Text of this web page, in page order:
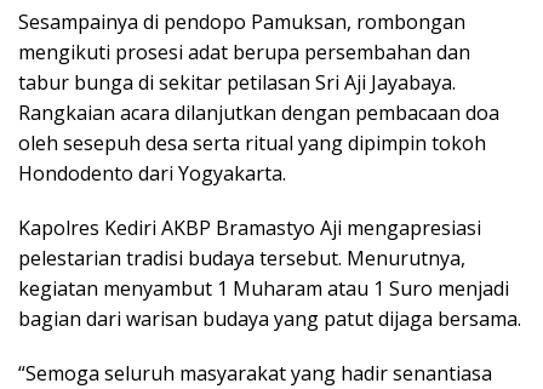
Sesampainya di pendopo Pamuksan, rombongan
mengikuti prosesi adat berupa persembahan dan
tabur bunga di sekitar petilasan Sri Aji Jayabaya.
Rangkaian acara dilanjutkan dengan pembacaan doa
oleh sesepuh desa serta ritual yang dipimpin tokoh
Hondodento dari Yogyakarta.
Kapolres Kediri AKBP Bramastyo Aji mengapresiasi
pelestarian tradisi budaya tersebut. Menurutnya,
kegiatan menyambut 1 Muharam atau 1 Suro menjadi
bagian dari warisan budaya yang patut dijaga bersama.
“Semoga seluruh masyarakat yang hadir senantiasa